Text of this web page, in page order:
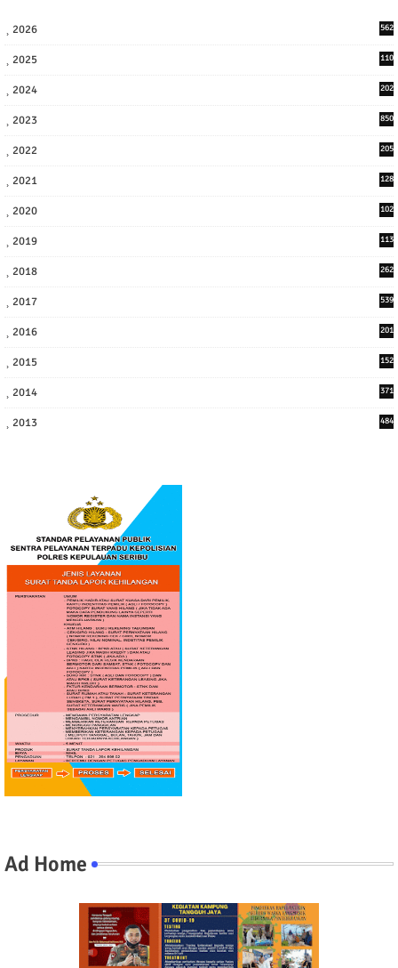
2026 562
2025
110
2024
202
2023 850
2022
205
2021
128
2020
102
2019
113
2018
262
2017
539
2016
201
2015 152
2014 371
2013 484
Ad Home